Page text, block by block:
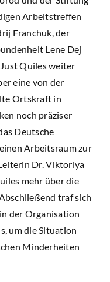
Arbeitstreffen
Franchuk, der
Lene Dej
Quiles weiter
eine von der
Ortskraft in
noch präziser
Deutsche
Arbeitsraum zur
Dr. Viktoriya
mehr über die
traf sich
der Organisation
um die Situation
Minderheiten